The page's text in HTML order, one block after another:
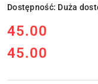
Dostępność: Duża
cena:
45.00
Cena:
45.00